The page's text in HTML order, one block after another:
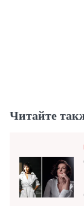
Читайте